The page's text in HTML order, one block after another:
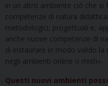
in un altro ambiente ciò che si
competenze di natura
metodologici, progettuali e,
anche nuove competenze di
di instaurare in modo valido
negli ambienti online o misti».
Questi nuovi ambienti